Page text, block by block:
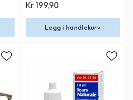
Kr 199,90
Legg i handlekurv